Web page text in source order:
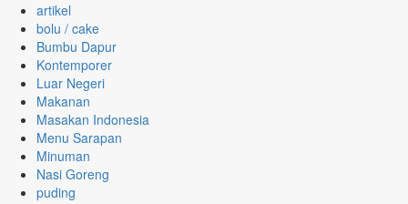
artikel
bolu / cake
Bumbu Dapur
Kontemporer
Luar Negeri
Makanan
Masakan Indonesia
Menu Sarapan
Minuman
Nasi Goreng
puding